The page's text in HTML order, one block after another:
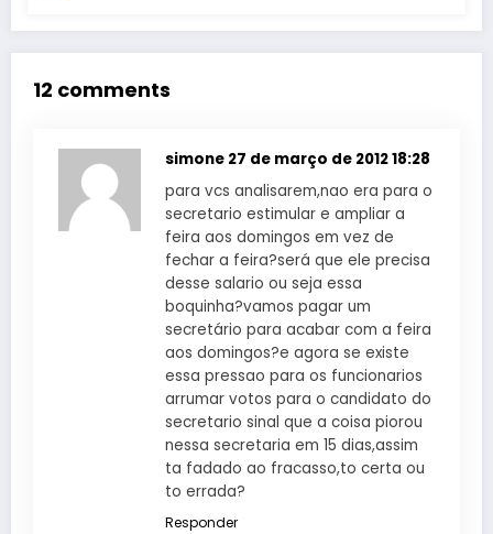
12 comments
simone 27 de março de 2012 18:28
para vcs analisarem,nao era para o
secretario estimular e ampliar a
feira aos domingos em vez de
fechar a feira?será que ele precisa
desse salario ou seja essa
boquinha?vamos pagar um
secretário para acabar com a feira
aos domingos?e agora se existe
essa pressao para os funcionarios
arrumar votos para o candidato do
secretario sinal que a coisa piorou
nessa secretaria em 15 dias,assim
ta fadado ao fracasso,to certa ou
to errada?
Responder